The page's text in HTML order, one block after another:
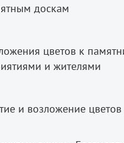
доскам
цветов к
и жителями
возложение цветов